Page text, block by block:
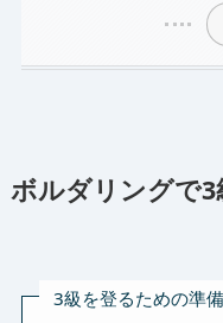
ボルダリングで
3級を登るための準備